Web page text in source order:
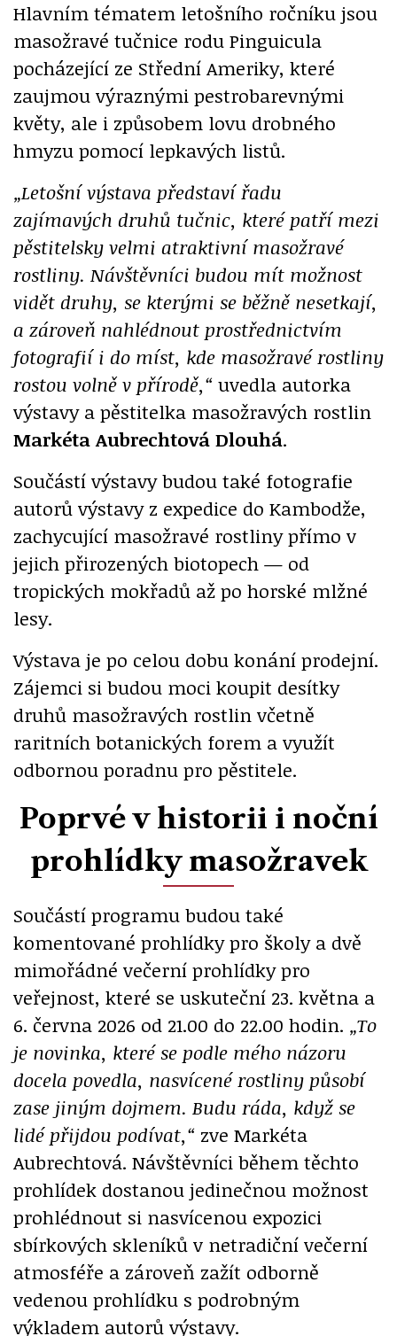
Hlavním tématem letošního ročníku jsou
masožravé tučnice rodu Pinguicula
pocházející ze Střední Ameriky, které
zaujmou výraznými pestrobarevnými
květy, ale i způsobem lovu drobného
hmyzu pomocí lepkavých listů.
„Letošní výstava představí řadu
zajímavých druhů tučnic, které patří mezi
pěstitelsky velmi atraktivní masožravé
rostliny. Návštěvníci budou mít možnost
vidět druhy, se kterými se běžně nesetkají,
a zároveň nahlédnout prostřednictvím
fotografií i do míst, kde masožravé rostliny
rostou volně v přírodě,“ uvedla autorka
výstavy a pěstitelka masožravých rostlin
Markéta Aubrechtová Dlouhá.
Součástí výstavy budou také fotografie
autorů výstavy z expedice do Kambodže,
zachycující masožravé rostliny přímo v
jejich přirozených biotopech — od
tropických mokřadů až po horské mlžné
lesy.
Výstava je po celou dobu konání prodejní.
Zájemci si budou moci koupit desítky
druhů masožravých rostlin včetně
raritních botanických forem a využít
odbornou poradnu pro pěstitele.
Poprvé v historii i noční
prohlídky masožravek
Součástí programu budou také
komentované prohlídky pro školy a dvě
mimořádné večerní prohlídky pro
veřejnost, které se uskuteční 23. května a
6. června 2026 od 21.00 do 22.00 hodin. „To
je novinka, které se podle mého názoru
docela povedla, nasvícené rostliny působí
zase jiným dojmem. Budu ráda, když se
lidé přijdou podívat,“ zve Markéta
Aubrechtová. Návštěvníci během těchto
prohlídek dostanou jedinečnou možnost
prohlédnout si nasvícenou expozici
sbírkových skleníků v netradiční večerní
atmosféře a zároveň zažít odborně
vedenou prohlídku s podrobným
výkladem autorů výstavy.